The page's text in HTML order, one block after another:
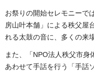
お祭りの開始セレモニーで
房山叶本舗」による秩父屋
れる太鼓の音に、多くの来
また、「NPO法人秩父市身
あわせて手話を行う「手話